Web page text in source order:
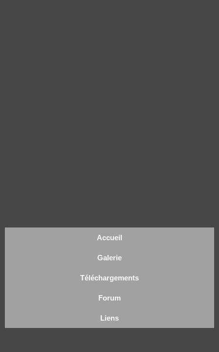
Accueil
Galerie
Téléchargements
Forum
Liens